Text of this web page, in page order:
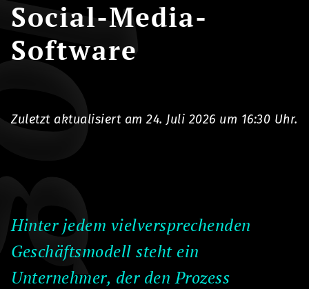
Social-Media-
Software
Zuletzt aktualisiert am 24. Juli 2026 um 16:30 Uhr.
Hinter jedem vielversprechenden
Geschäftsmodell steht ein
Unternehmer, der den Prozess